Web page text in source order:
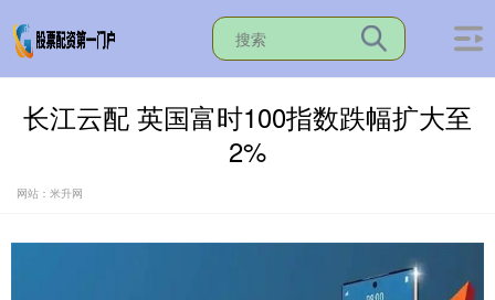
长江云配 英国富时100指数跌幅扩大至
2%
网站：米升网